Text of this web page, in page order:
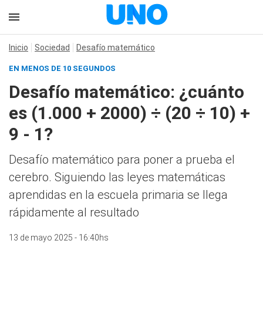
Inicio Sociedad Desafío matemático
EN MENOS DE 10 SEGUNDOS
Desafío matemático: ¿cuánto
es (1.000 + 2000) ÷ (20 ÷ 10) +
9 - 1?
Desafío matemático para poner a prueba el
cerebro. Siguiendo las leyes matemáticas
aprendidas en la escuela primaria se llega
rápidamente al resultado
13 de mayo 2025 - 16:40hs